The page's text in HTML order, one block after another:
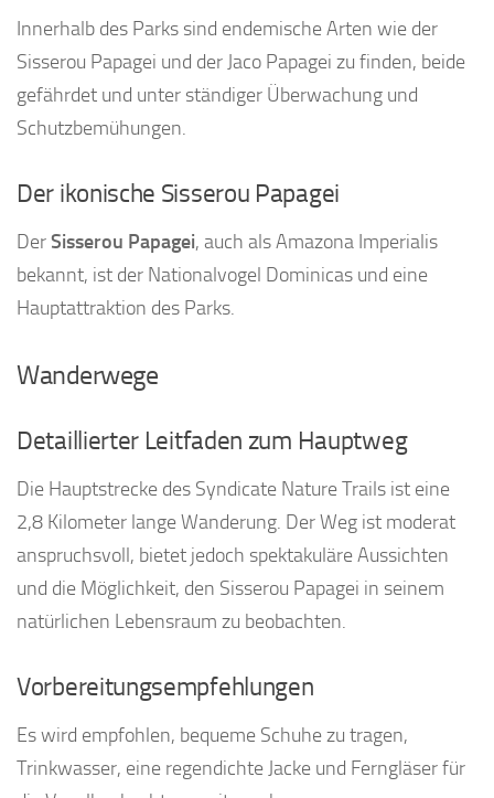
Innerhalb des Parks sind endemische Arten wie der
Sisserou Papagei und der Jaco Papagei zu finden, beide
gefährdet und unter ständiger Überwachung und
Schutzbemühungen.
Der ikonische Sisserou Papagei
DerSisserou Papagei, auch als Amazona Imperialis
bekannt, ist der Nationalvogel Dominicas und eine
Hauptattraktion des Parks.
Wanderwege
Detaillierter Leitfaden zum Hauptweg
Die Hauptstrecke des Syndicate Nature Trails ist eine
2,8 Kilometer lange Wanderung. Der Weg ist moderat
anspruchsvoll, bietet jedoch spektakuläre Aussichten
und die Möglichkeit, den Sisserou Papagei in seinem
natürlichen Lebensraum zu beobachten.
Vorbereitungsempfehlungen
Es wird empfohlen, bequeme Schuhe zu tragen,
Trinkwasser, eine regendichte Jacke und Ferngläser für